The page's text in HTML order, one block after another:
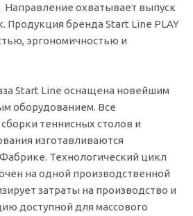
Направление охватывает выпуск
Продукция бренда Start Line PLAY
эргономичностью и
Start Line оснащена новейшим
оборудованием. Все
теннисных столов и
изготавливаются
Технологический цикл
на одной производственной
затраты на производство и
доступной для массового